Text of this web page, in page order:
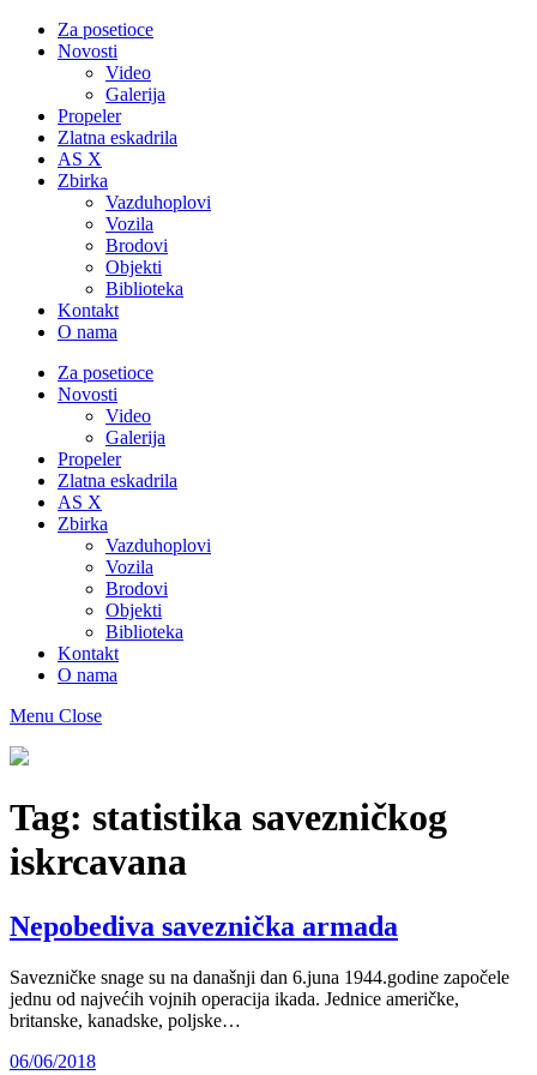
Za posetioce
Novosti
Video
Galerija
Propeler
Zlatna eskadrila
AS X
Zbirka
Vazduhoplovi
Vozila
Brodovi
Objekti
Biblioteka
Kontakt
O nama
Za posetioce
Novosti
Video
Galerija
Propeler
Zlatna eskadrila
AS X
Zbirka
Vazduhoplovi
Vozila
Brodovi
Objekti
Biblioteka
Kontakt
O nama
Menu Close
Muzej
Tag: statistika savezničkog
iskrcavana
Nepobediva saveznička armada
Savezničke snage su na današnji dan 6.juna 1944.godine započele
jednu od najvećih vojnih operacija ikada. Jednice američke,
britanske, kanadske, poljske…
06/06/2018